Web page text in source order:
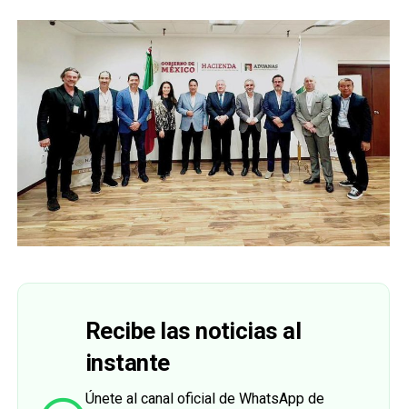
Recibe las noticias al
instante
Únete al canal oficial de WhatsApp de